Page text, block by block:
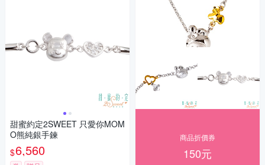
甜蜜約定2SWEET 只愛你MOM
O熊純銀手鍊
$6,560
商品折價券
150元